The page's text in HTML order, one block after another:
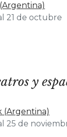
21 de octubre
y
(Argentina)
25 de